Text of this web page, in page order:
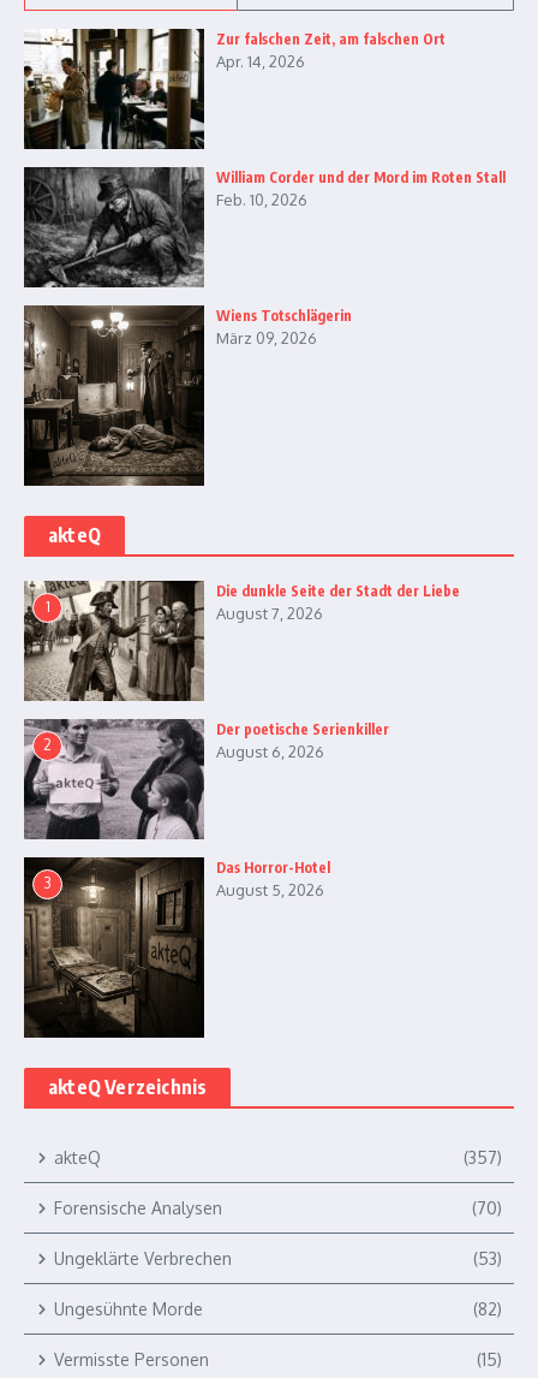
Zur falschen Zeit, am falschen Ort
Apr. 14, 2026
William Corder und der Mord im Roten Stall
Feb. 10, 2026
Wiens Totschlägerin
März 09, 2026
akteQ
1
Die dunkle Seite der Stadt der Liebe
August 7, 2026
2
Der poetische Serienkiller
August 6, 2026
3
Das Horror-Hotel
August 5, 2026
akteQ Verzeichnis
akteQ (357)
Forensische Analysen (70)
Ungeklärte Verbrechen (53)
Ungesühnte Morde (82)
Vermisste Personen (15)